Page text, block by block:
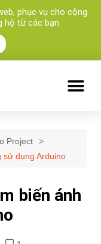
phục vụ cho cộng
hộ từ các bạn.​
Project
sử dụng Arduino
biến ánh